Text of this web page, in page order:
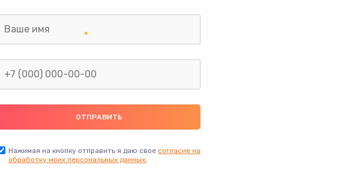
Нажимая на кнопку отправить я даю свое согласие на
обработку моих персональных данных.